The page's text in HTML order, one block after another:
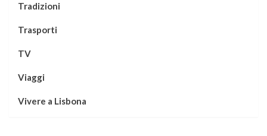
Tradizioni
Trasporti
TV
Viaggi
Vivere a Lisbona